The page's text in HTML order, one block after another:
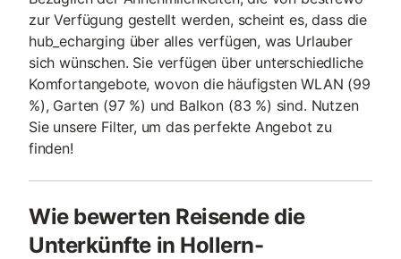
zur Verfügung gestellt werden, scheint es, dass die
hub_echarging über alles verfügen, was Urlauber
sich wünschen. Sie verfügen über unterschiedliche
Komfortangebote, wovon die häufigsten WLAN (99
%), Garten (97 %) und Balkon (83 %) sind. Nutzen
Sie unsere Filter, um das perfekte Angebot zu
finden!
Wie bewerten Reisende die
Unterkünfte in Hollern-